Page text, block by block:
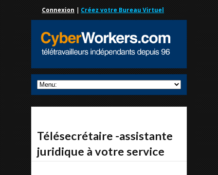
Connexion | Créez votre Bureau Virtuel
Télésecrétaire -assistante
juridique à votre service